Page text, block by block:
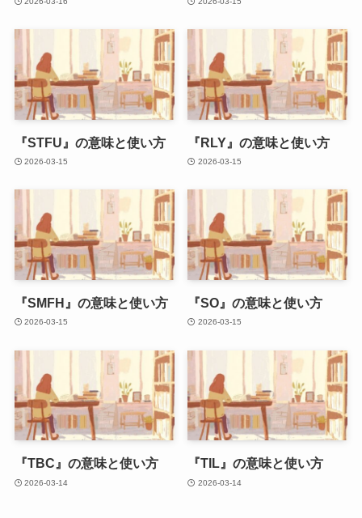
『STFU』の意味と使い方
2026-03-15
『RLY』の意味と使い方
2026-03-15
『SMFH』の意味と使い方
2026-03-15
『SO』の意味と使い方
2026-03-15
『TBC』の意味と使い方
2026-03-14
『TIL』の意味と使い方
2026-03-14